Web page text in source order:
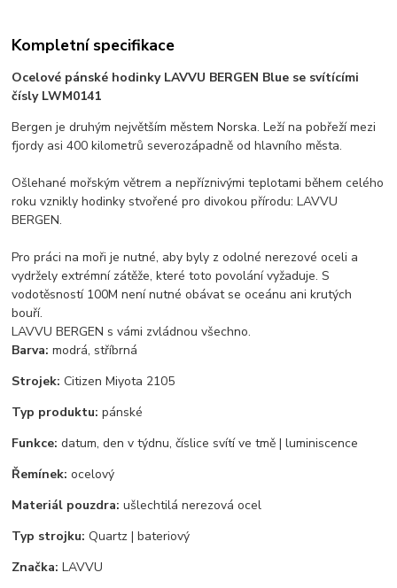
Kompletní specifikace
Ocelové pánské hodinky LAVVU BERGEN Blue se svítícími
čísly LWM0141
Bergen je druhým největším městem Norska. Leží na pobřeží mezi
fjordy asi 400 kilometrů severozápadně od hlavního města.
Ošlehané mořským větrem a nepříznivými teplotami během celého
roku vznikly hodinky stvořené pro divokou přírodu: LAVVU
BERGEN.
Pro práci na moři je nutné, aby byly z odolné nerezové oceli a
vydržely extrémní zátěže, které toto povolání vyžaduje. S
vodotěsností 100M není nutné obávat se oceánu ani krutých
bouří.
LAVVU BERGEN s vámi zvládnou všechno.
Barva: modrá, stříbrná
Strojek: Citizen Miyota 2105
Typ produktu: pánské
Funkce: datum, den v týdnu, číslice svítí ve tmě | luminiscence
Řemínek: ocelový
Materiál pouzdra: ušlechtilá nerezová ocel
Typ strojku: Quartz | bateriový
Značka: LAVVU